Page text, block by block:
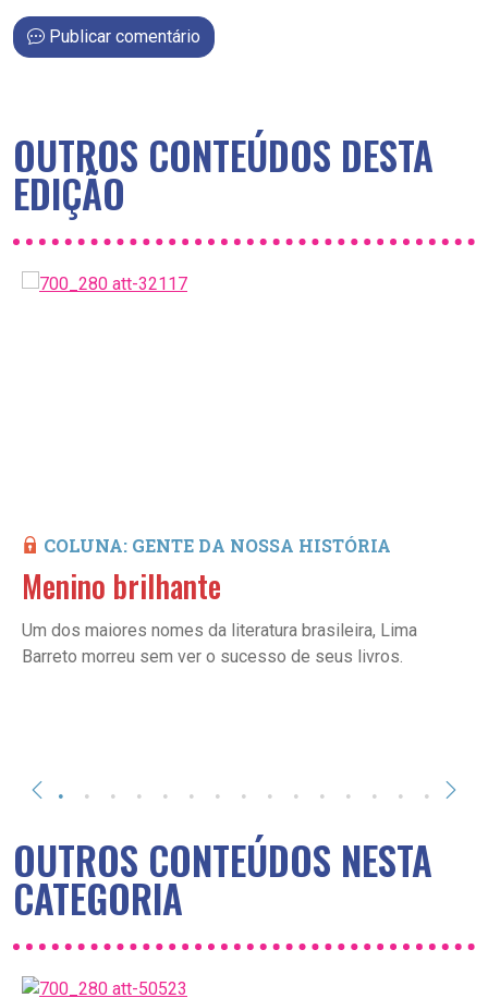
Publicar comentário
OUTROS CONTEÚDOS DESTA
EDIÇÃO
COLUNA: GENTE DA NOSSA HISTÓRIA
Menino brilhante
Um dos maiores nomes da literatura brasileira, Lima
Barreto morreu sem ver o sucesso de seus livros.
OUTROS CONTEÚDOS NESTA
CATEGORIA